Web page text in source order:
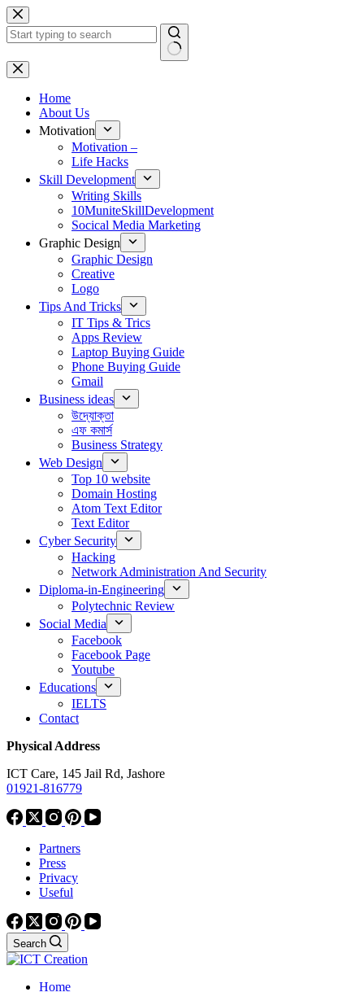
Skip
to
content
No
results
Home
About Us
Motivation
Motivation –
Life Hacks
Skill Development
Writing Skills
10MuniteSkillDevelopment
Socical Media Marketing
Graphic Design
Graphic Design
Creative
Logo
Tips And Tricks
IT Tips & Trics
Apps Review
Laptop Buying Guide
Phone Buying Guide
Gmail
Business ideas
উদ্যোক্তা
এফ কমার্স
Business Strategy
Web Design
Top 10 website
Domain Hosting
Atom Text Editor
Text Editor
Cyber Security
Hacking
Network Administration And Security
Diploma-in-Engineering
Polytechnic Review
Social Media
Facebook
Facebook Page
Youtube
Educations
IELTS
Contact
Physical Address
ICT Care, 145 Jail Rd, Jashore
01921-816779
Partners
Press
Privacy
Useful
Search
Home